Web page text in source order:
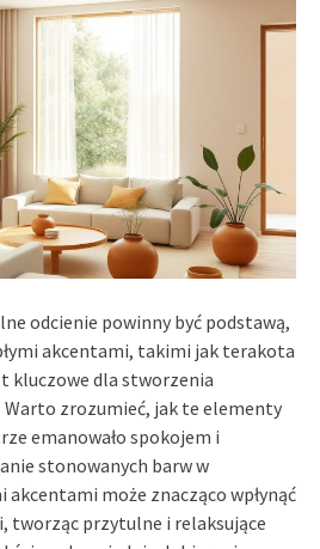
odcienie powinny być podstawą,
akcentami, takimi jak terakota
kluczowe dla stworzenia
zrozumieć, jak te elementy
emanowało spokojem i
stonowanych barw w
akcentami może znacząco wpłynąć
tworząc przytulne i relaksujące